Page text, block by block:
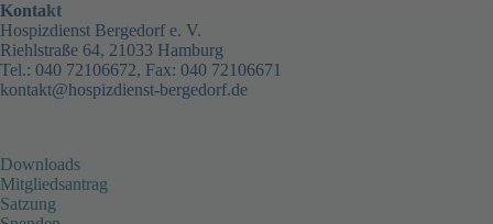
Kontakt
Hospizdienst Bergedorf e. V.
Riehlstraße 64, 21033 Hamburg
Tel.: 040 72106672, Fax: 040 72106671
kontakt@hospizdienst-bergedorf.de
Downloads
Mitgliedsantrag
Satzung